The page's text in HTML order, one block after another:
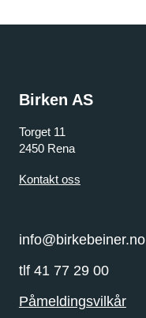
Birken AS
Torget 11
2450 Rena
Kontakt oss
info@birkebeiner.no
tlf 41 77 29 00
Påmeldingsvilkår